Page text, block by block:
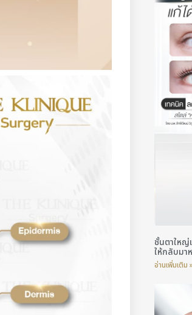
ชั้นตาใหญ่
ให้กลับมา
อ่านเพิ่มเติม